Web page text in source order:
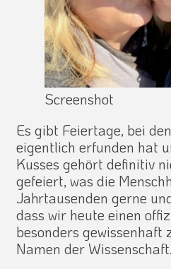
Screenshot
Es gibt Feiertage, bei
eigentlich erfunden hat
Kusses gehört definitiv
gefeiert, was die
Jahrtausenden gerne
dass wir heute einen
besonders gewissenhaft
Namen der Wissenschaft.